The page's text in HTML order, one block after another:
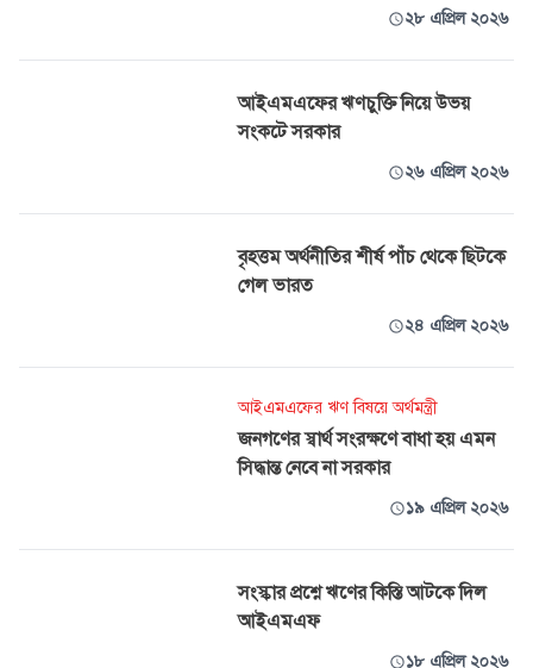
২৮ এপ্রিল ২০২৬
আইএমএফের ঋণচুক্তি নিয়ে উভয়
সংকটে সরকার
২৬ এপ্রিল ২০২৬
বৃহত্তম অর্থনীতির শীর্ষ পাঁচ থেকে ছিটকে
গেল ভারত
২৪ এপ্রিল ২০২৬
আইএমএফের ঋণ বিষয়ে অর্থমন্ত্রী
জনগণের স্বার্থ সংরক্ষণে বাধা হয় এমন
সিদ্ধান্ত নেবে না সরকার
১৯ এপ্রিল ২০২৬
সংস্কার প্রশ্নে ঋণের কিস্তি আটকে দিল
আইএমএফ
১৮ এপ্রিল ২০২৬